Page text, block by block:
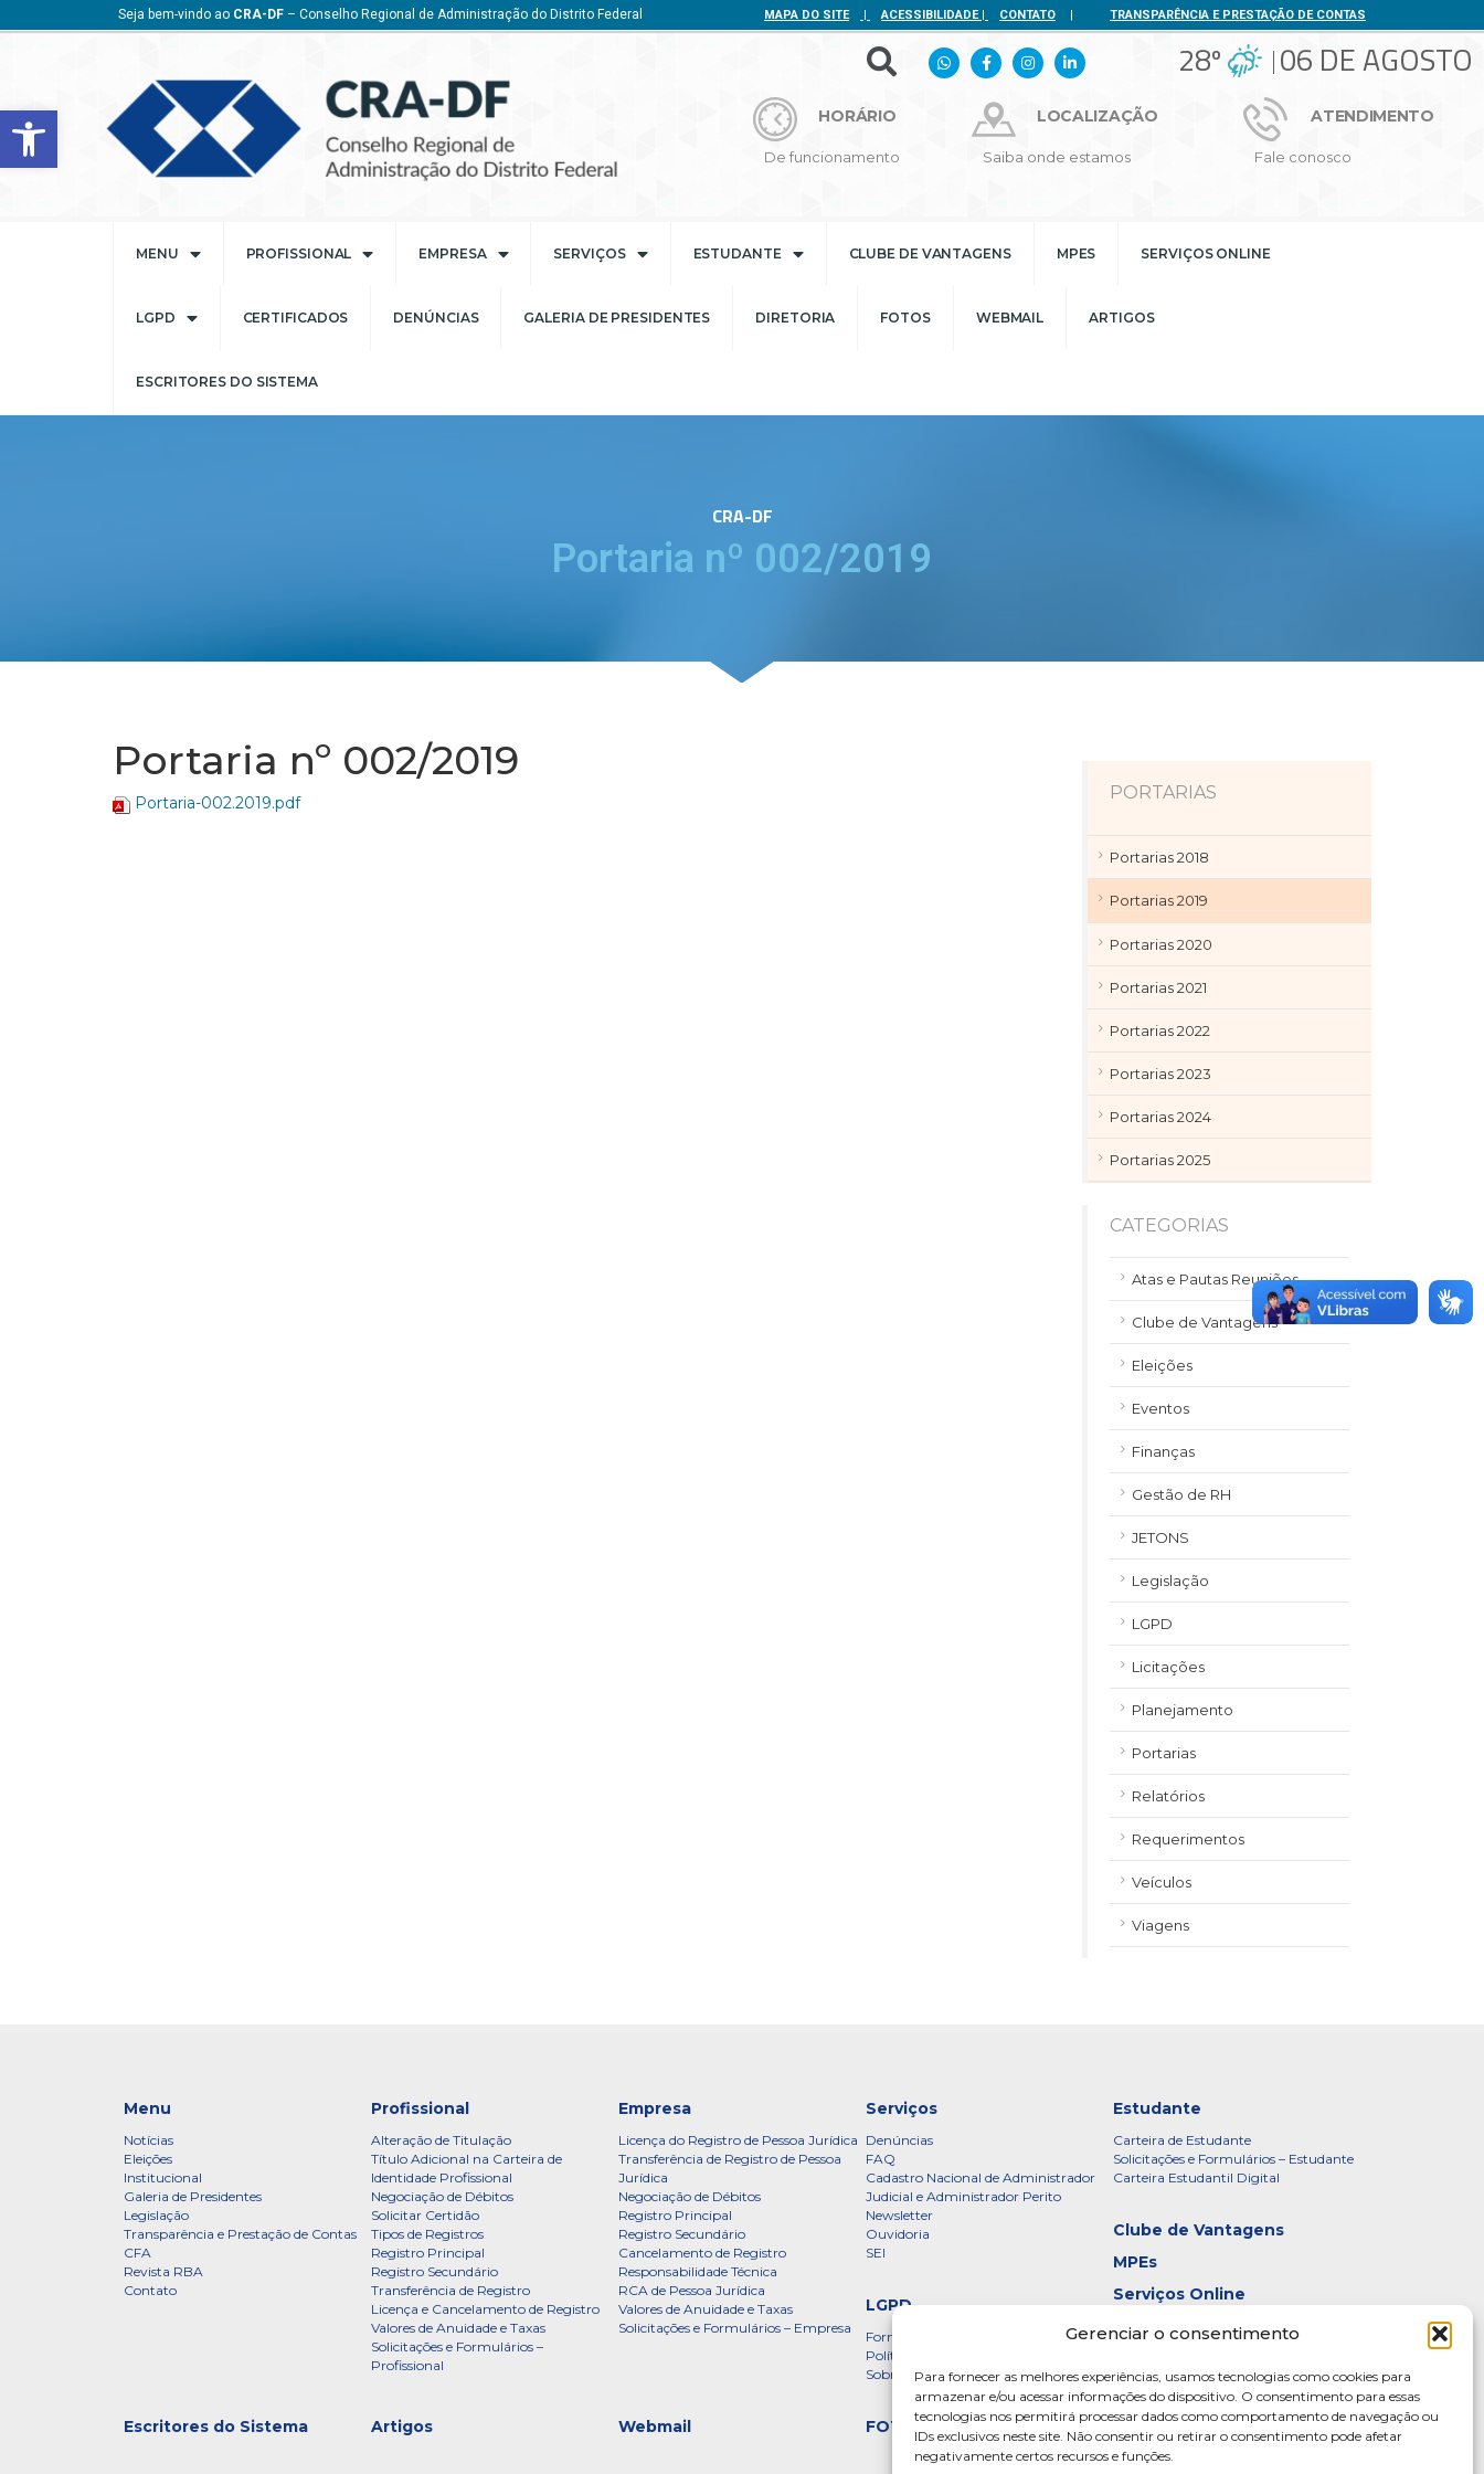
Barra de Ferramentas Aberta
Gerenciar o consentimento
Para fornecer as melhores experiências, usamos tecnologias como cookies para
armazenar e/ou acessar informações do dispositivo. O consentimento para essas
tecnologias nos permitirá processar dados como comportamento de navegação ou
IDs exclusivos neste site. Não consentir ou retirar o consentimento pode afetar
negativamente certos recursos e funções.
Seja bem-vindo ao CRA-DF – Conselho Regional de Administração do Distrito Federal MAPA DO SITE | ACESSIBILIDADE| CONTATO | TRANSPARÊNCIA E PRESTAÇÃO DE CONTAS
28º 06 DE AGOSTO
HORÁRIO
De funcionamento
LOCALIZAÇÃO
Saiba onde estamos
ATENDIMENTO
Fale conosco
MENU PROFISSIONAL EMPRESA SERVIÇOS ESTUDANTE CLUBE DE VANTAGENS MPES SERVIÇOS ONLINE
LGPD CERTIFICADOS DENÚNCIAS GALERIA DE PRESIDENTES DIRETORIA FOTOS WEBMAIL ARTIGOS
ESCRITORES DO SISTEMA
CRA-DF
Portaria nº 002/2019
Portaria nº 002/2019
Portaria-002.2019.pdf PORTARIAS
Portarias 2018
Portarias 2019
Portarias 2020
Portarias 2021
Portarias 2022
Portarias 2023
Portarias 2024
Portarias 2025
CATEGORIAS
Atas e Pautas Reuniões
Clube de Vantagens
Eleições
Eventos
Finanças
Gestão de RH
JETONS
Legislação
LGPD
Licitações
Planejamento
Portarias
Relatórios
Requerimentos
Veículos
Viagens
Menu
Notícias
Eleições
Institucional
Galeria de Presidentes
Legislação
Transparência e Prestação de Contas
CFA
Revista RBA
Contato
Profissional
Alteração de Titulação
Título Adicional na Carteira de
Identidade Profissional
Negociação de Débitos
Solicitar Certidão
Tipos de Registros
Registro Principal
Registro Secundário
Transferência de Registro
Licença e Cancelamento de Registro
Valores de Anuidade e Taxas
Solicitações e Formulários –
Profissional
Empresa
Licença do Registro de Pessoa Jurídica
Transferência de Registro de Pessoa
Jurídica
Negociação de Débitos
Registro Principal
Registro Secundário
Cancelamento de Registro
Responsabilidade Técnica
RCA de Pessoa Jurídica
Valores de Anuidade e Taxas
Solicitações e Formulários – Empresa
Serviços
Denúncias
FAQ
Cadastro Nacional de Administrador
Judicial e Administrador Perito
Newsletter
Ouvidoria
SEI
Estudante
Carteira de Estudante
Solicitações e Formulários – Estudante
Carteira Estudantil Digital
Clube de Vantagens
MPEs
Serviços Online
LGPD
Formulário
Política de Privacidade – CRADF
Sobre a LGPD
Certificados
Galeria de Presidentes
Diretoria
FOTOS
Webmail
Artigos
Escritores do Sistema